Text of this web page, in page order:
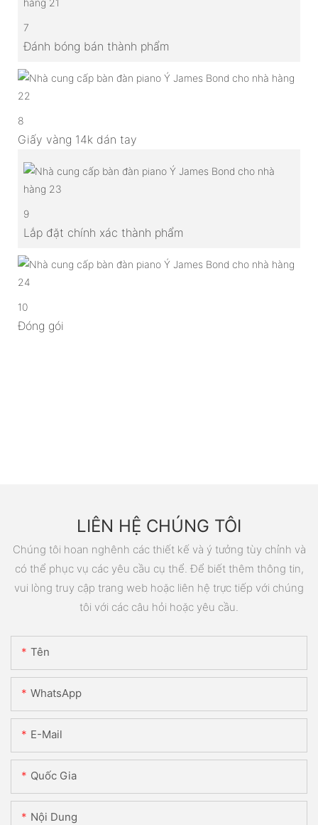
7
Đánh bóng bán thành phẩm
8
Giấy vàng 14k dán tay
9
Lắp đặt chính xác thành phẩm
10
Đóng gói
LIÊN HỆ CHÚNG TÔI
Chúng tôi hoan nghênh các thiết kế và ý tưởng tùy chỉnh và
có thể phục vụ các yêu cầu cụ thể. Để biết thêm thông tin,
vui lòng truy cập trang web hoặc liên hệ trực tiếp với chúng
tôi với các câu hỏi hoặc yêu cầu.
Tên
WhatsApp
E-Mail
Quốc Gia
Nội Dung